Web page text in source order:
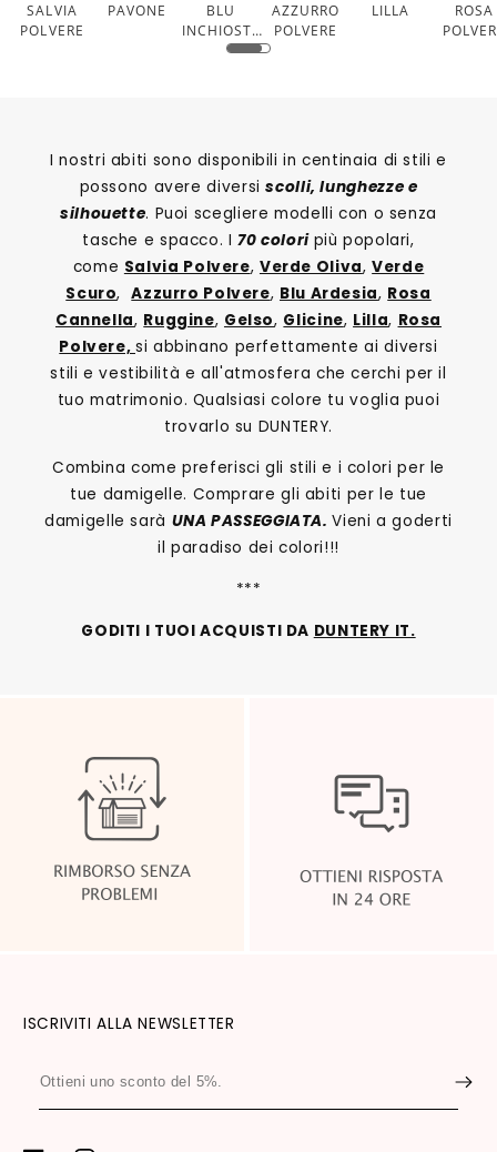
SALVIA
POLVERE
PAVONE
BLU
INCHIOSTR
O
AZZURRO
POLVERE
LILLA
ROSA
I nostri abiti sono disponibili in centinaia di stili e
possono avere diversiscolli, lunghezze e
silhouette. Puoi scegliere modelli con o senza
tasche e spacco. I70 colori più popolari,
come Salvia Polvere, Verde Oliva,Verde
Scuro,Azzurro Polvere, Blu Ardesia, Rosa
Cannella, Ruggine, Gelso, Glicine, Lilla, Rosa
Polvere, si abbinano perfettamente ai diversi
stili e vestibilità e all'atmosfera che cerchi per il
tuo matrimonio. Qualsiasi colore tu voglia puoi
trovarlo su DUNTERY.
Combina come preferisci gli stili e i colori per le
tue damigelle. Comprare gli abiti per le tue
damigelle sarà UNA PASSEGGIATA.Vieni a goderti
il paradiso dei colori!!!
***
GODITI I TUOI ACQUISTI DA DUNTERY IT.
ISCRIVITI ALLA NEWSLETTER
Ottieni
uno